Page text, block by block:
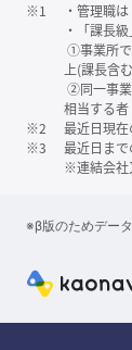
※1
・管理職
・「課⻑
①事業所で
上(課⻑含
②同一事業
相当する者
※2
最近日現
※3
最近日ま
※連結会社
※β版のためデー